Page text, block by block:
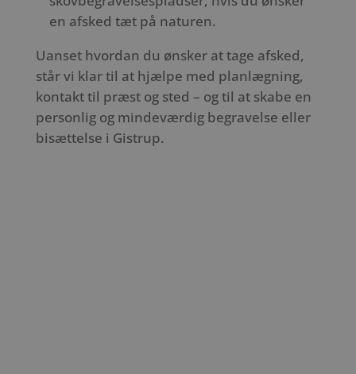
en afsked tæt på naturen.
Uanset hvordan du ønsker at tage afsked,
står vi klar til at hjælpe med planlægning,
kontakt til præst og sted – og til at skabe en
personlig og mindeværdig begravelse eller
bisættelse i Gistrup.